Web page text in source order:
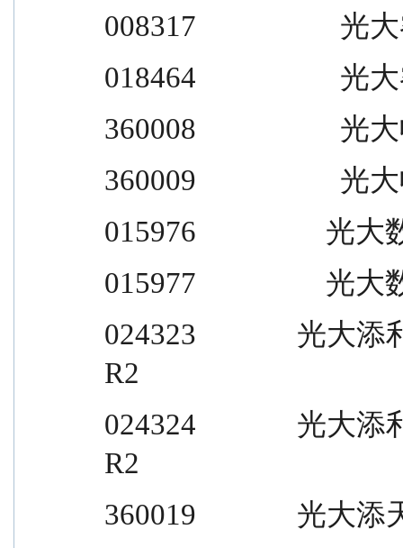
008317                    光
018464                    光
360008                    光
360009                    光
015976                  光大
015977                  光大
024323              光大
R2
024324              光大
R2
360019              光大添